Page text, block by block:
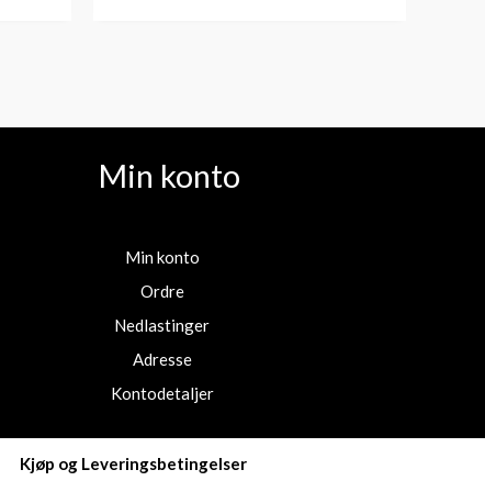
Min konto
Min konto
Ordre
Nedlastinger
Adresse
Kontodetaljer
Kjøp og Leveringsbetingelser